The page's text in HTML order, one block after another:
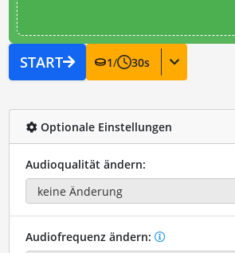
START 1/ 30s
Optionale Einstellungen
Audioqualität ändern:
Audiofrequenz ändern: